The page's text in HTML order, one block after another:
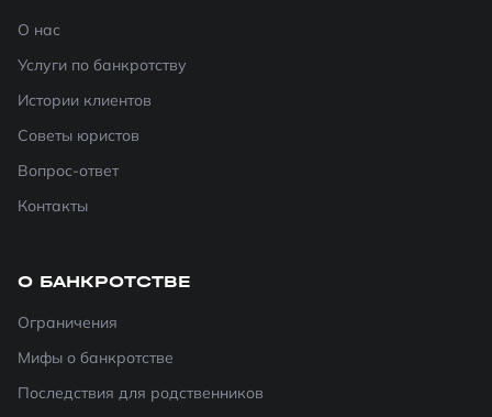
О нас
Услуги по банкротству
Истории клиентов
Советы юристов
Вопрос-ответ
Контакты
О БАНКРОТСТВЕ
Ограничения
Мифы о банкротстве
Последствия для родственников